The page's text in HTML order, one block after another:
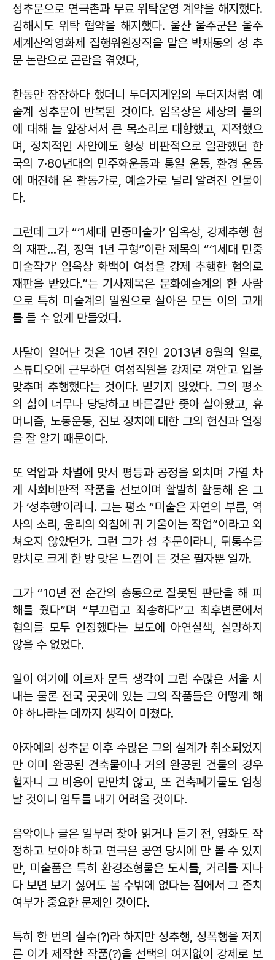
성추문으로 연극촌과 무료 위탁운영 계약을 해지했다.
김해시도 위탁 협약을 해지했다. 울산 울주군은 울주
세계산악영화제 집행워원장직을 맡은 박재동의 성 추
문 논란으로 곤란을 겪었다,
한동안 잠잠하다 했더니 두더지게임의 두더지처럼 예
술계 성추문이 반복된 것이다. 임옥상은 세상의 불의
에 대해 늘 앞장서서 큰 목소리로 대항했고, 지적했으
며, 정치적인 사안에도 항상 비판적으로 일관했던 한
국의 7·80년대의 민주화운동과 통일 운동, 환경 운동
에 매진해 온 활동가로, 예술가로 널리 알려진 인물이
다.
그런데 그가 “‘1세대 민중미술가’ 임옥상, 강제추행 혐
의 재판…검, 징역 1년 구형”이란 제목의 “‘1세대 민중
미술작가’ 임옥상 화백이 여성을 강제 추행한 혐의로
재판을 받았다.”는 기사제목은 문화예술계의 한 사람
으로 특히 미술계의 일원으로 살아온 모든 이의 고개
를 들 수 없게 만들었다.
사달이 일어난 것은 10년 전인 2013년 8월의 일로,
스튜디오에 근무하던 여성직원을 강제로 껴안고 입을
맞추며 추행했다는 것이다. 믿기지 않았다. 그의 평소
의 삶이 너무나 당당하고 바른길만 좇아 살아왔고, 휴
머니즘, 노동운동, 진보 정치에 대한 그의 헌신과 열정
을 잘 알기 때문이다.
또 억압과 차별에 맞서 평등과 공정을 외치며 가열 차
게 사회비판적 작품을 선보이며 활발히 활동해 온 그
가 ‘성추행’이라니. 그는 평소 “미술은 자연의 부름, 역
사의 소리, 윤리의 외침에 귀 기울이는 작업”이라고 외
쳐오지 않았던가. 그런 그가 성 추문이라니, 뒤통수를
망치로 크게 한 방 맞은 느낌이 든 것은 필자뿐 일까.
그가 “10년 전 순간의 충동으로 잘못된 판단을 해 피
해를 줬다”며 “부끄럽고 죄송하다”고 최후변론에서
혐의를 모두 인정했다는 보도에 아연실색, 실망하지
않을 수 없었다.
일이 여기에 이르자 문득 생각이 그럼 수많은 서울 시
내는 물론 전국 곳곳에 있는 그의 작품들은 어떻게 해
야 하나라는 데까지 생각이 미쳤다.
아자예의 성추문 이후 수많은 그의 설계가 취소되었지
만 이미 완공된 건축물이나 거의 완공된 건물의 경우
헐자니 그 비용이 만만치 않고, 또 건축폐기물도 엄청
날 것이니 엄두를 내기 어려울 것이다.
음악이나 글은 일부러 찾아 읽거나 듣기 전, 영화도 작
정하고 보아야 하고 연극은 공연 당시에 만 볼 수 있지
만, 미술품은 특히 환경조형물은 도시를, 거리를 지나
다 보면 보기 싫어도 볼 수밖에 없다는 점에서 그 존치
여부가 중요한 문제인 것이다.
특히 한 번의 실수(?)라 하지만 성추행, 성폭행을 저지
른 이가 제작한 작품(?)을 선택의 여지없이 강제로 보